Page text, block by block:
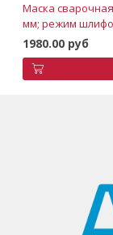
Маска
мм; режим
1980.00 руб